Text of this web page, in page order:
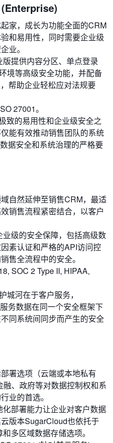
家，成长为功能全面的CRM
和易用性，同时需要企业级
业。
版提供内容分区、单点登录
境等高级安全功能，并配备
帮助企业轻松应对法规要
27001。
致的易用性和企业级安全之
能有效推动销售团队的系统
据安全和系统治理的严格要
自然延伸至销售CRM，最适
销售流程紧密结合，以客户
业级的安全保障，包括高级数
素认证和严格的API访问控
售全流程中的安全。
SOC 2 Type II, HIPAA,
城河在于客户服务，
务数据在同一个安全框架下
同系统间同步而产生的安全
署选项（云端或本地私有
、政府等对数据控制权和系
业的首选。
化部署能力让企业对客户数据
版本SugarCloud也依托于
多区域数据存储选项。